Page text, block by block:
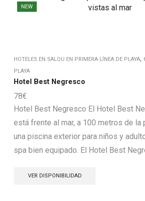
NEW
HOTELES EN SALOU EN PRIMERA LÍNEA DE PLAYA,
PLAYA
Hotel Best Negresco
78€
Hotel Best Negresco El Hotel Best
está frente al mar, a 100 metros de la
una piscina exterior para niños y
spa bien equipado. El Hotel Best
VER DISPONIBILIDAD